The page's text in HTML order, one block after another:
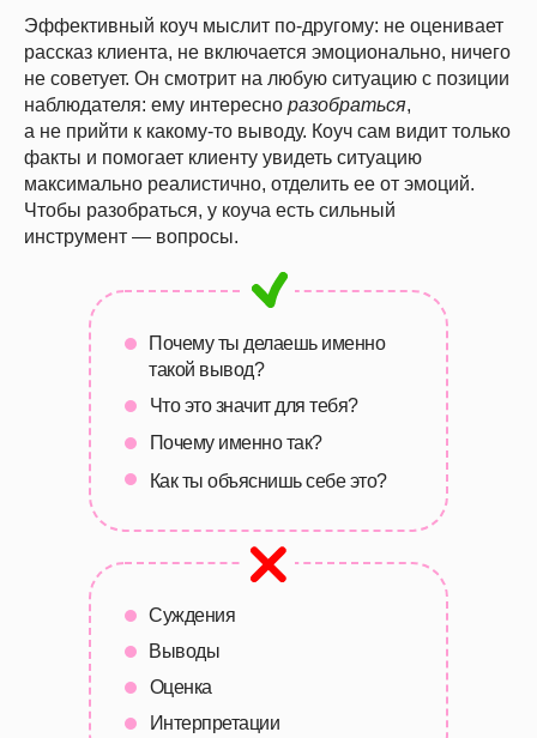
Эффективный коуч мыслит по-другому: не оценивает
рассказ клиента, не включается эмоционально, ничего
не советует. Он смотрит на любую ситуацию с позиции
наблюдателя: ему интересно разобраться,
а не прийти к какому-то выводу. Коуч сам видит только
факты и помогает клиенту увидеть ситуацию
максимально реалистично, отделить ее от эмоций.
Чтобы разобраться, у коуча есть сильный
инструмент — вопросы.
Почему ты делаешь именно
такой вывод?
Что это значит для тебя?
Почему именно так?
Суждения
Выводы
Оценка
Интерпретации
Как ты объяснишь себе это?